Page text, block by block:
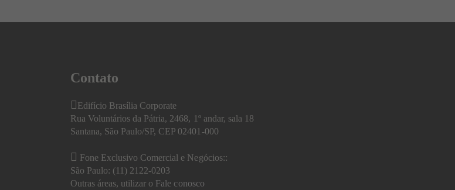
Contato
Edifício Brasília Corporate
Rua Voluntários da Pátria, 2468, 1º andar, sala 18
Santana, São Paulo/SP, CEP 02401-000
Fone Exclusivo Comercial e Negócios::
São Paulo: (11) 2122-0203
Outras áreas, utilizar o Fale conosco